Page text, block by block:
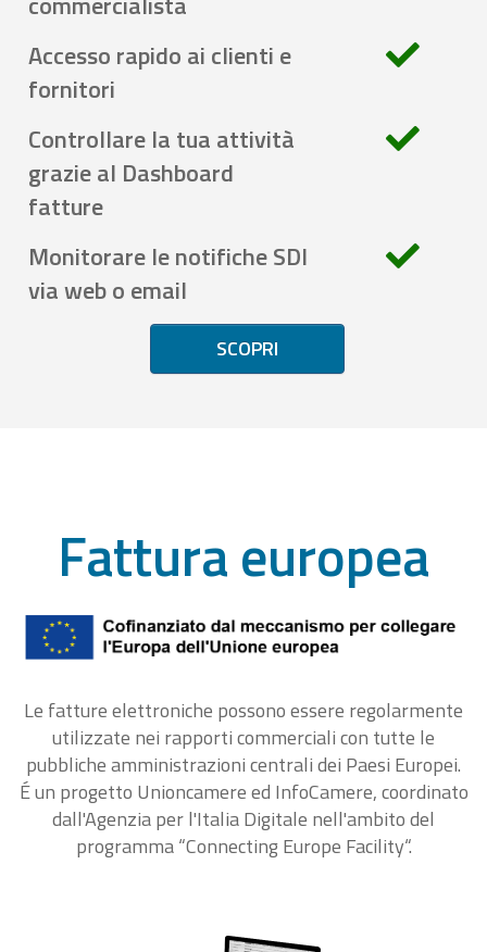
Accesso rapido ai clienti e
fornitori
Controllare la tua attività
grazie al Dashboard
fatture
Monitorare le notifiche SDI
via web o email
SCOPRI
Fattura europea
Le fatture elettroniche possono essere regolarmente
utilizzate nei rapporti commerciali con tutte le
pubbliche amministrazioni centrali dei Paesi Europei.
É un progetto Unioncamere ed InfoCamere, coordinato
dall'Agenzia per l'Italia Digitale nell'ambito del
programma “Connecting Europe Facility“.